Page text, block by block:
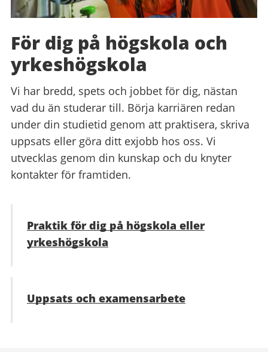
För dig på högskola och
yrkeshögskola
Vi har bredd, spets och jobbet för dig, nästan
vad du än studerar till. Börja karriären redan
under din studietid genom att praktisera, skriva
uppsats eller göra ditt exjobb hos oss. Vi
utvecklas genom din kunskap och du knyter
kontakter för framtiden.
Praktik för dig på högskola eller
yrkeshögskola
Uppsats och examensarbete